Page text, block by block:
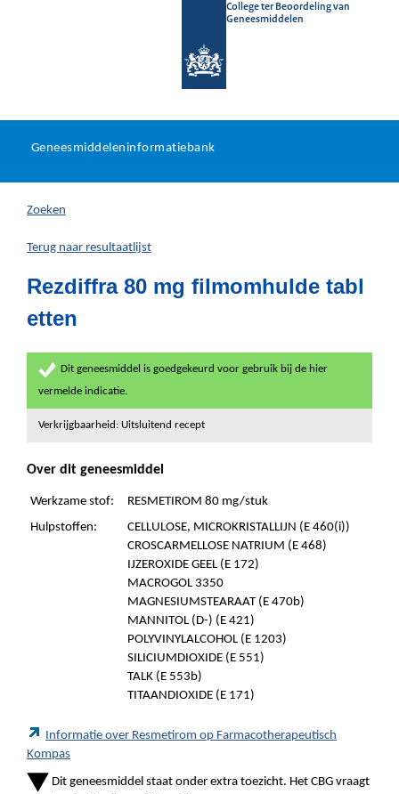
College ter Beoordeling van
Geneesmiddelen
U
hier:
Geneesmiddeleninformatiebank
Zoeken
Terug naar resultaatlijst
Rezdiffra 80 mg filmomhulde tabl
etten
Dit geneesmiddel is goedgekeurd voor gebruik bij de hier
vermelde indicatie.
Verkrijgbaarheid: Uitsluitend recept
Over dit geneesmiddel
Werkzame stof:
RESMETIROM 80 mg/stuk
Hulpstoffen:
CELLULOSE, MICROKRISTALLIJN (E 460(i))
CROSCARMELLOSE NATRIUM (E 468)
IJZEROXIDE GEEL (E 172)
MACROGOL 3350
MAGNESIUMSTEARAAT (E 470b)
MANNITOL (D-) (E 421)
POLYVINYLALCOHOL (E 1203)
SILICIUMDIOXIDE (E 551)
TALK (E 553b)
TITAANDIOXIDE (E 171)
Informatie over Resmetirom op Farmacotherapeutisch
Kompas
Dit geneesmiddel staat onder extra toezicht. Het CBG vraagt